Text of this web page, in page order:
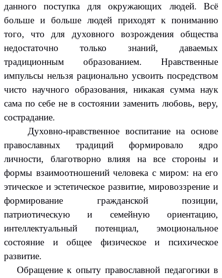
данного поступка для окружающих людей. Всё
больше и больше людей приходят к пониманию
того, что для духовного возрождения общества
недостаточно только знаний, даваемых
традиционным образованием. Нравственные
импульсы нельзя рационально усвоить посредством
чисто научного образования, никакая сумма наук
сама по себе не в состоянии заменить любовь, веру,
сострадание.
Духовно-нравственное воспитание на основе
православных традиций формировало ядро
личности, благотворно влияя на все стороны и
формы взаимоотношений человека с миром: на его
этическое и эстетическое развитие, мировоззрение и
формирование гражданской позиции,
патриотическую и семейную ориентацию,
интеллектуальный потенциал, эмоциональное
состояние и общее физическое и психическое
развитие.
Обращение к опыту православной педагогики в